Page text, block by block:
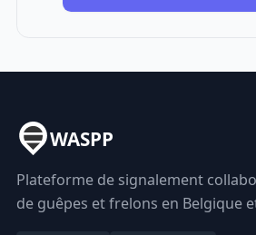
WASPP
Plateforme de signalement
de guêpes et frelons en Belgique